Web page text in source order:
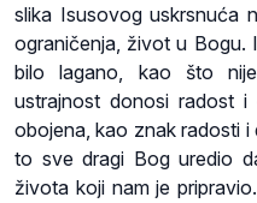
slika Isusovog uskrsnuća
ograničenja, život u Bogu.
bilo lagano, kao što
ustrajnost donosi radost
obojena, kao znak radosti
to sve dragi Bog uredio
života koji nam je